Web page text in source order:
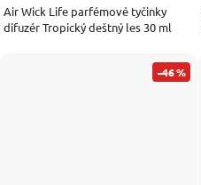
Air Wick Life parfémové tyčinky
difuzér Tropický deštný les 30 ml
–46 %